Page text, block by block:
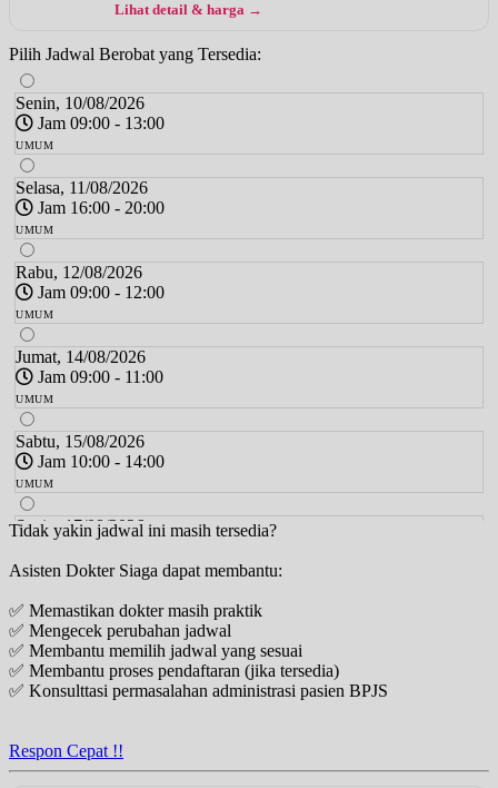
Lihat detail & harga →
Pilih Jadwal Berobat yang Tersedia:
Senin, 10/08/2026
Jam 09:00 - 13:00
UMUM
Selasa, 11/08/2026
Jam 16:00 - 20:00
UMUM
Rabu, 12/08/2026
Jam 09:00 - 12:00
UMUM
Jumat, 14/08/2026
Jam 09:00 - 11:00
UMUM
Sabtu, 15/08/2026
Jam 10:00 - 14:00
UMUM
Senin, 17/08/2026
Jam 09:00 - 13:00
UMUM
Selasa, 18/08/2026
Jam 16:00 - 20:00
UMUM
Rabu, 19/08/2026
Tidak yakin jadwal ini masih tersedia?
Asisten Dokter Siaga dapat membantu:
✅ Memastikan dokter masih praktik
✅ Mengecek perubahan jadwal
✅ Membantu memilih jadwal yang sesuai
✅ Membantu proses pendaftaran (jika tersedia)
✅ Konsulttasi permasalahan administrasi pasien BPJS
Respon Cepat !!